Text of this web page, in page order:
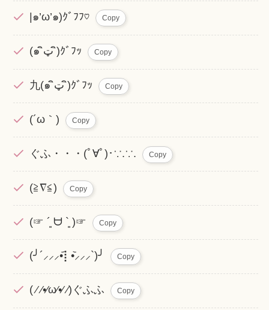
|๑’ω’๑)ｸﾞﾌﾌ♡ Copy
(๑ ิټ ิ)ｸﾞﾌｯ Copy
九(๑ ิټ ิ)ｸﾞﾌｯ Copy
(´ω｀) Copy
ぐふ・・・(ﾟ∀ﾟ)･∵.∵. Copy
(≧∇≦) Copy
(☞ ´͈ ᗨ `͈ )☞ Copy
(╯´⸝⸝⸝•᷄⡇•᷅⸝⸝⸝`)╯ Copy
( ⁄ ⁄•⁄ω⁄•⁄ ⁄)ぐふふ Copy